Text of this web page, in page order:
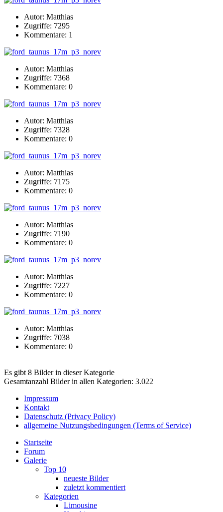
Autor: Matthias
Zugriffe: 7295
Kommentare: 1
Autor: Matthias
Zugriffe: 7368
Kommentare: 0
Autor: Matthias
Zugriffe: 7328
Kommentare: 0
Autor: Matthias
Zugriffe: 7175
Kommentare: 0
Autor: Matthias
Zugriffe: 7190
Kommentare: 0
Autor: Matthias
Zugriffe: 7227
Kommentare: 0
Autor: Matthias
Zugriffe: 7038
Kommentare: 0
Es gibt 8 Bilder in dieser Kategorie
Gesamtanzahl Bilder in allen Kategorien: 3.022
Impressum
Kontakt
Datenschutz (Privacy Policy)
allgemeine Nutzungsbedingungen (Terms of Service)
Startseite
Forum
Galerie
Top 10
neueste Bilder
zuletzt kommentiert
Kategorien
Limousine